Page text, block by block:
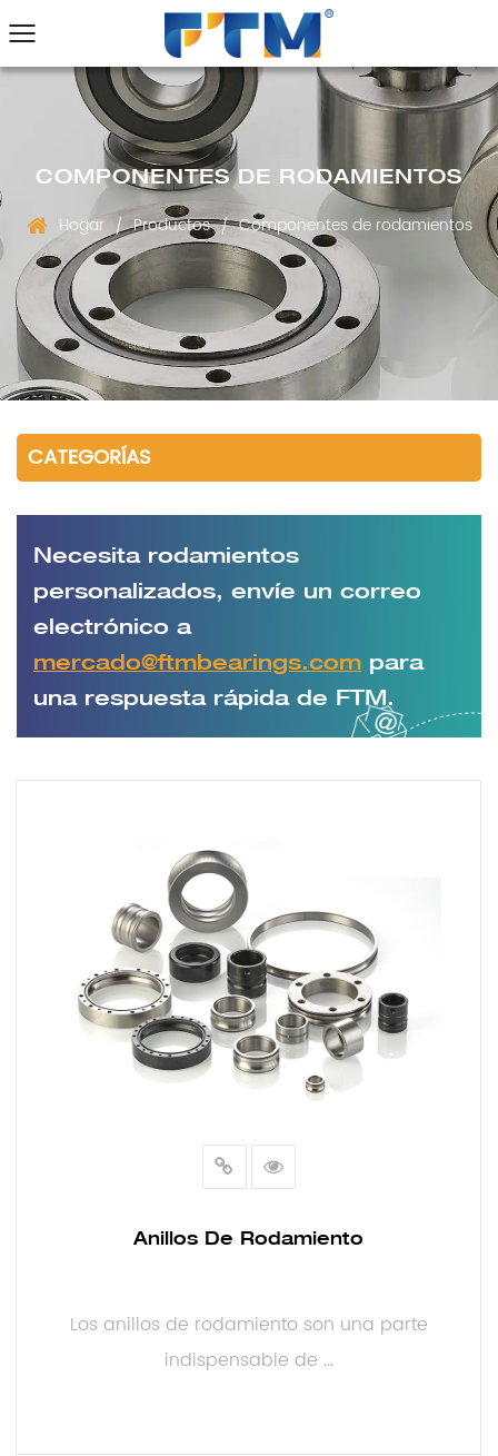
COMPONENTES DE RODAMIENTOS
Hogar / Productos / Componentes de rodamientos
CATEGORÍAS
Necesita rodamientos
personalizados, envíe un correo
electrónico a
mercado@ftmbearings.com para
una respuesta rápida de FTM.
Anillos De Rodamiento
Los anillos de rodamiento son una parte
indispensable de ...